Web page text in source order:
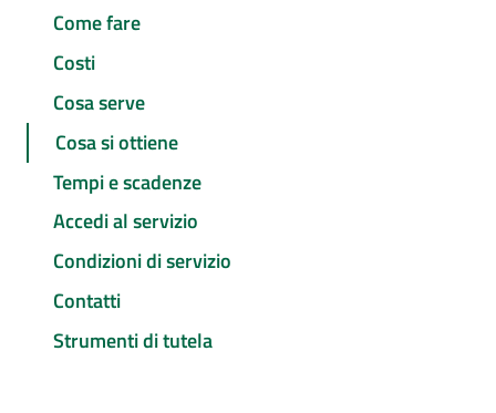
Come fare
Costi
Cosa serve
Cosa si ottiene
Tempi e scadenze
Accedi al servizio
Condizioni di servizio
Contatti
Strumenti di tutela